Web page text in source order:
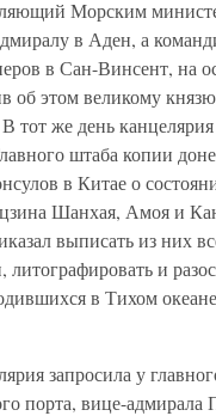
Морским
в Аден, а
в Сан-Винсент, на
об этом великому
тот же день
штаба копии
в Китае о
Шанхая, Амоя и
выписать из них
литографировать и
в Тихом
запросила у
порта, вице-адмирала